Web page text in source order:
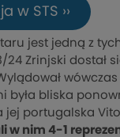
w STS ››
jest jedną z
24 Zrinjski dostał
była bliska
jej portugalska
w nim 4-1